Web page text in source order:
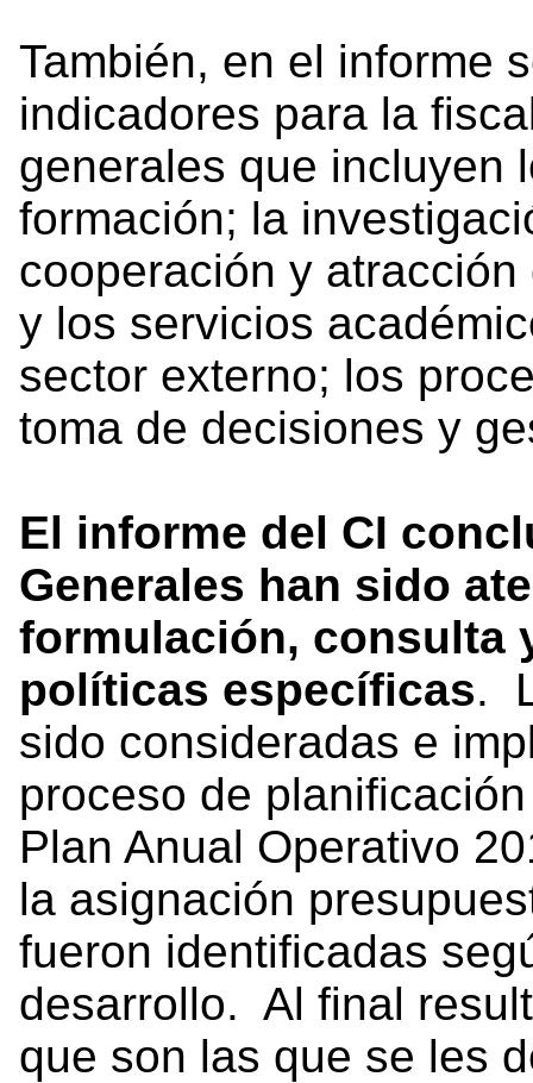
También, en el informe
indicadores para la
generales que incluyen
formación; la
cooperación y
y los servicios
sector externo; los
toma de decisiones y
El informe del CI
Generales han sido
formulación, consulta
políticas específicas.
sido consideradas e
proceso de
Plan Anual Operativo
la asignación
fueron identificadas
desarrollo. Al final
que son las que se les